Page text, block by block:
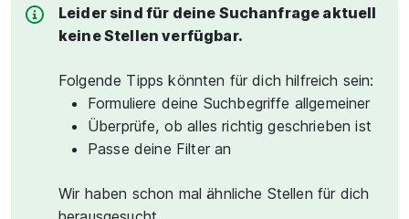
Leider sind für deine Suchanfrage aktuell
keine Stellen verfügbar.
Folgende Tipps könnten für dich hilfreich sein:
Formuliere deine Suchbegriffe allgemeiner
Überprüfe, ob alles richtig geschrieben ist
Passe deine Filter an
Wir haben schon mal ähnliche Stellen für dich